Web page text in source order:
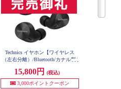
Technics イヤホン【ワイヤレス
（左右分離）/Bluetooth/カナル型/
イント対応/LDAC対応/最大約23時
間再生/ブラック】 EAH-AZ60M2-
K
15,800円
(税込)
3,000ポイントクーポン